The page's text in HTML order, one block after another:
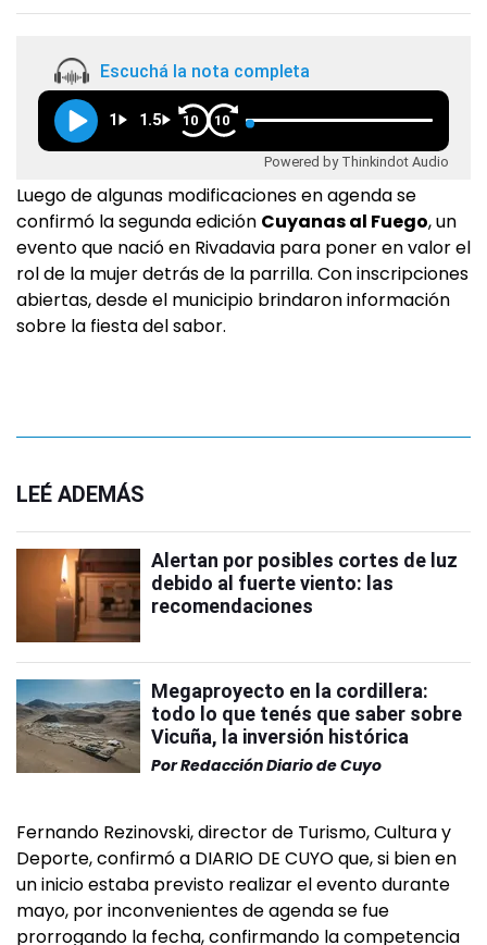
Escuchá la nota completa
1 1.5 10 10
Powered by Thinkindot Audio
Luego de algunas modificaciones en agenda se
confirmó la segunda edición Cuyanas al Fuego, un
evento que nació en Rivadavia para poner en valor el
rol de la mujer detrás de la parrilla. Con inscripciones
abiertas, desde el municipio brindaron información
sobre la fiesta del sabor.
LEÉ ADEMÁS
Alertan por posibles cortes de luz
debido al fuerte viento: las
recomendaciones
Megaproyecto en la cordillera:
todo lo que tenés que saber sobre
Vicuña, la inversión histórica
PorRedacción Diario de Cuyo
Fernando Rezinovski, director de Turismo, Cultura y
Deporte, confirmó a DIARIO DE CUYO que, si bien en
un inicio estaba previsto realizar el evento durante
mayo, por inconvenientes de agenda se fue
prorrogando la fecha, confirmando la competencia